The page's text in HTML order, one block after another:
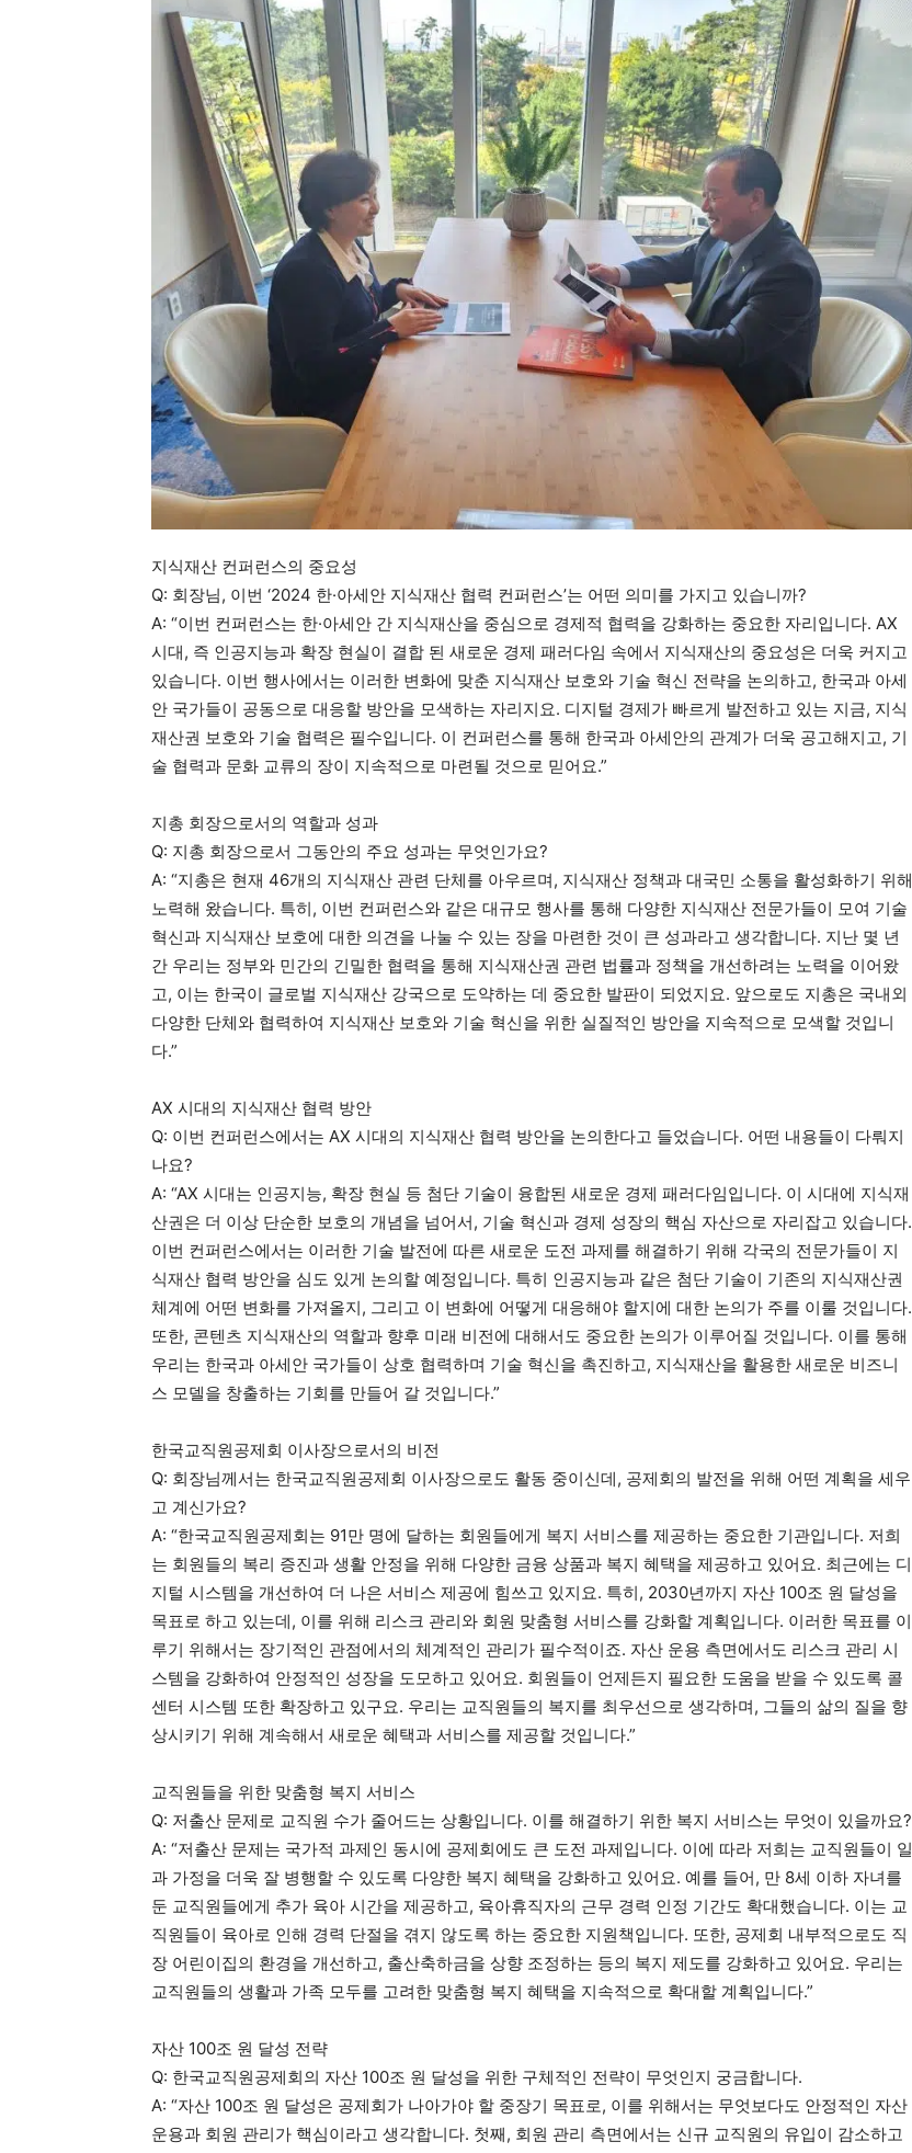
지식재산 컨퍼런스의 중요성
Q: 회장님, 이번 ‘2024 한·아세안 지식재산 협력 컨퍼런스’는 어떤 의미를 가지고 있습니까?
A: “이번 컨퍼런스는 한·아세안 간 지식재산을 중심으로 경제적 협력을 강화하는 중요한 자리입니다. AX
시대, 즉 인공지능과 확장 현실이 결합 된 새로운 경제 패러다임 속에서 지식재산의 중요성은 더욱 커지고
있습니다. 이번 행사에서는 이러한 변화에 맞춘 지식재산 보호와 기술 혁신 전략을 논의하고, 한국과 아세
안 국가들이 공동으로 대응할 방안을 모색하는 자리지요. 디지털 경제가 빠르게 발전하고 있는 지금, 지식
재산권 보호와 기술 협력은 필수입니다. 이 컨퍼런스를 통해 한국과 아세안의 관계가 더욱 공고해지고, 기
술 협력과 문화 교류의 장이 지속적으로 마련될 것으로 믿어요.”
지총 회장으로서의 역할과 성과
Q: 지총 회장으로서 그동안의 주요 성과는 무엇인가요?
A: “지총은 현재 46개의 지식재산 관련 단체를 아우르며, 지식재산 정책과 대국민 소통을 활성화하기 위해
노력해 왔습니다. 특히, 이번 컨퍼런스와 같은 대규모 행사를 통해 다양한 지식재산 전문가들이 모여 기술
혁신과 지식재산 보호에 대한 의견을 나눌 수 있는 장을 마련한 것이 큰 성과라고 생각합니다. 지난 몇 년
간 우리는 정부와 민간의 긴밀한 협력을 통해 지식재산권 관련 법률과 정책을 개선하려는 노력을 이어왔
고, 이는 한국이 글로벌 지식재산 강국으로 도약하는 데 중요한 발판이 되었지요. 앞으로도 지총은 국내외
다양한 단체와 협력하여 지식재산 보호와 기술 혁신을 위한 실질적인 방안을 지속적으로 모색할 것입니
다.”
AX 시대의 지식재산 협력 방안
Q: 이번 컨퍼런스에서는 AX 시대의 지식재산 협력 방안을 논의한다고 들었습니다. 어떤 내용들이 다뤄지
나요?
A: “AX 시대는 인공지능, 확장 현실 등 첨단 기술이 융합된 새로운 경제 패러다임입니다. 이 시대에 지식재
산권은 더 이상 단순한 보호의 개념을 넘어서, 기술 혁신과 경제 성장의 핵심 자산으로 자리잡고 있습니다.
이번 컨퍼런스에서는 이러한 기술 발전에 따른 새로운 도전 과제를 해결하기 위해 각국의 전문가들이 지
식재산 협력 방안을 심도 있게 논의할 예정입니다. 특히 인공지능과 같은 첨단 기술이 기존의 지식재산권
체계에 어떤 변화를 가져올지, 그리고 이 변화에 어떻게 대응해야 할지에 대한 논의가 주를 이룰 것입니다.
또한, 콘텐츠 지식재산의 역할과 향후 미래 비전에 대해서도 중요한 논의가 이루어질 것입니다. 이를 통해
우리는 한국과 아세안 국가들이 상호 협력하며 기술 혁신을 촉진하고, 지식재산을 활용한 새로운 비즈니
스 모델을 창출하는 기회를 만들어 갈 것입니다.”
한국교직원공제회 이사장으로서의 비전
Q: 회장님께서는 한국교직원공제회 이사장으로도 활동 중이신데, 공제회의 발전을 위해 어떤 계획을 세우
고 계신가요?
A: “한국교직원공제회는 91만 명에 달하는 회원들에게 복지 서비스를 제공하는 중요한 기관입니다. 저희
는 회원들의 복리 증진과 생활 안정을 위해 다양한 금융 상품과 복지 혜택을 제공하고 있어요. 최근에는 디
지털 시스템을 개선하여 더 나은 서비스 제공에 힘쓰고 있지요. 특히, 2030년까지 자산 100조 원 달성을
목표로 하고 있는데, 이를 위해 리스크 관리와 회원 맞춤형 서비스를 강화할 계획입니다. 이러한 목표를 이
루기 위해서는 장기적인 관점에서의 체계적인 관리가 필수적이죠. 자산 운용 측면에서도 리스크 관리 시
스템을 강화하여 안정적인 성장을 도모하고 있어요. 회원들이 언제든지 필요한 도움을 받을 수 있도록 콜
센터 시스템 또한 확장하고 있구요. 우리는 교직원들의 복지를 최우선으로 생각하며, 그들의 삶의 질을 향
상시키기 위해 계속해서 새로운 혜택과 서비스를 제공할 것입니다.”
교직원들을 위한 맞춤형 복지 서비스
Q: 저출산 문제로 교직원 수가 줄어드는 상황입니다. 이를 해결하기 위한 복지 서비스는 무엇이 있을까요?
A: “저출산 문제는 국가적 과제인 동시에 공제회에도 큰 도전 과제입니다. 이에 따라 저희는 교직원들이 일
과 가정을 더욱 잘 병행할 수 있도록 다양한 복지 혜택을 강화하고 있어요. 예를 들어, 만 8세 이하 자녀를
둔 교직원들에게 추가 육아 시간을 제공하고, 육아휴직자의 근무 경력 인정 기간도 확대했습니다. 이는 교
직원들이 육아로 인해 경력 단절을 겪지 않도록 하는 중요한 지원책입니다. 또한, 공제회 내부적으로도 직
장 어린이집의 환경을 개선하고, 출산축하금을 상향 조정하는 등의 복지 제도를 강화하고 있어요. 우리는
교직원들의 생활과 가족 모두를 고려한 맞춤형 복지 혜택을 지속적으로 확대할 계획입니다.”
자산 100조 원 달성 전략
Q: 한국교직원공제회의 자산 100조 원 달성을 위한 구체적인 전략이 무엇인지 궁금합니다.
A: “자산 100조 원 달성은 공제회가 나아가야 할 중장기 목표로, 이를 위해서는 무엇보다도 안정적인 자산
운용과 회원 관리가 핵심이라고 생각합니다. 첫째, 회원 관리 측면에서는 신규 교직원의 유입이 감소하고